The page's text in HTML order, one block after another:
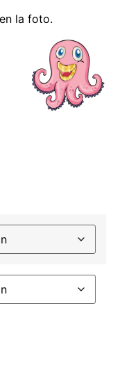
la foto.